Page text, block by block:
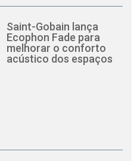
Saint-Gobain lança
Ecophon Fade para
melhorar o conforto
acústico dos espaços